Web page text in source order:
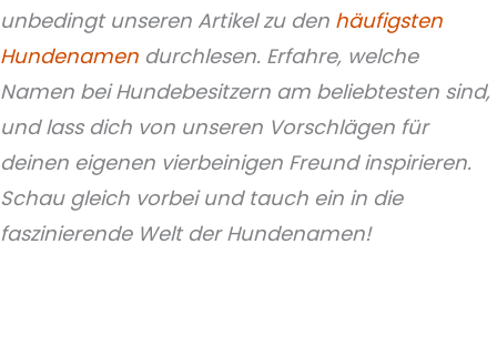
unbedingt unseren Artikel zu den häufigsten
Hundenamen durchlesen. Erfahre, welche
Namen bei Hundebesitzern am beliebtesten sind,
und lass dich von unseren Vorschlägen für
deinen eigenen vierbeinigen Freund inspirieren.
Schau gleich vorbei und tauch ein in die
faszinierende Welt der Hundenamen!